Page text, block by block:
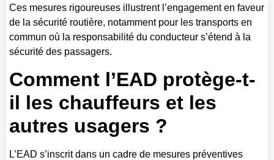
Ces mesures rigoureuses illustrent l’engagement en faveur
de la sécurité routière, notamment pour les transports en
commun où la responsabilité du conducteur s’étend à la
sécurité des passagers.
Comment l’EAD protège-t-
il les chauffeurs et les
autres usagers ?
L’EAD s’inscrit dans un cadre de mesures préventives